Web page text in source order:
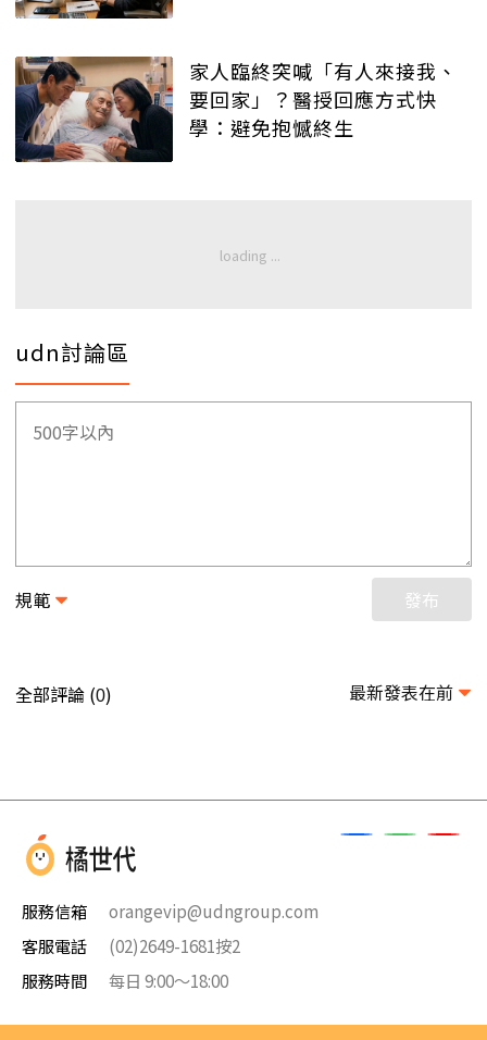
家人臨終突喊「有人來接我、
要回家」？醫授回應方式快
學：避免抱憾終生
udn討論區
規範 發布
全部評論 (0) 最新發表在前
服務信箱
orangevip@udngroup.com
客服電話
(02)2649-1681按2
服務時間
每日 9:00～18:00